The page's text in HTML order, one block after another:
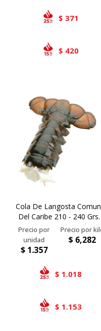
$ 371
$ 420
Cola De Langosta Comun
Del Caribe 210 - 240 Grs
(calibre 8)
$ 1.357
$ 6,282
$ 1.018
$ 1.153